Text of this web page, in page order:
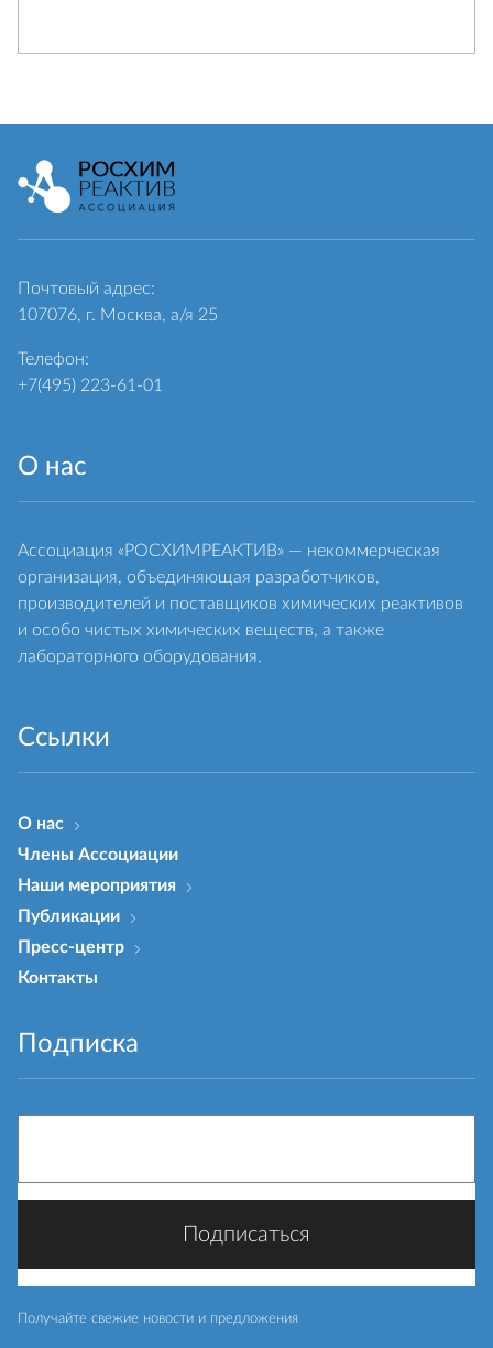
Почтовый адрес:
107076, г. Москва, а/я 25
Телефон:
+7(495) 223-61-01
О нас
Ассоциация «РОСХИМРЕАКТИВ» — некоммерческая
организация, объединяющая разработчиков,
производителей и поставщиков химических реактивов
и особо чистых химических веществ, а также
лабораторного оборудования.
Ссылки
О нас
Члены Ассоциации
Наши мероприятия
Публикации
Пресс-центр
Контакты
Подписка
Получайте свежие новости и предложения